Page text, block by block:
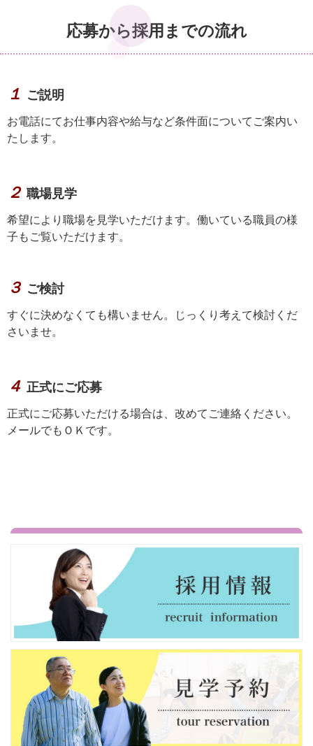
応募から採用までの流れ
１ ご説明
お電話にてお仕事内容や給与など条件面についてご案内い
たします。
２ 職場見学
希望により職場を見学いただけます。働いている職員の様
子もご覧いただけます。
３ ご検討
すぐに決めなくても構いません。じっくり考えて検討くだ
さいませ。
４ 正式にご応募
正式にご応募いただける場合は、改めてご連絡ください。
メールでもＯＫです。